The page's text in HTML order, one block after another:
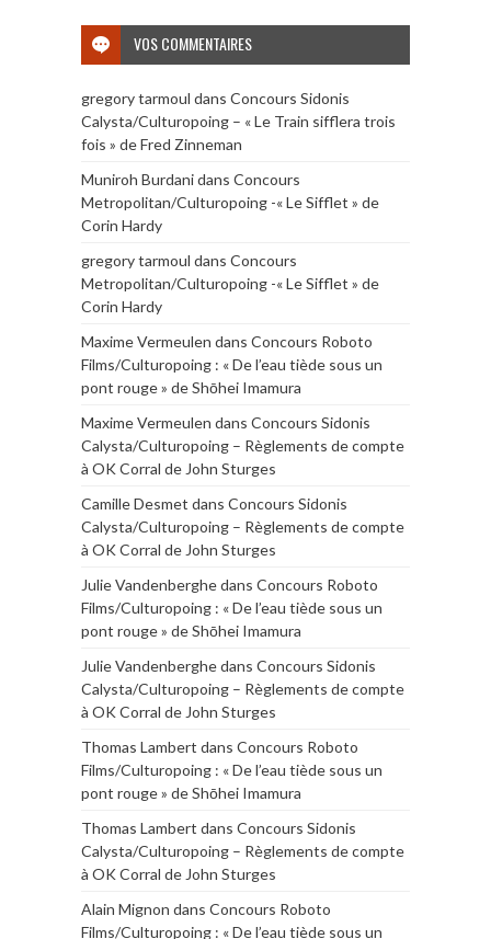
VOS COMMENTAIRES
gregory tarmoul dans Concours Sidonis
Calysta/Culturopoing – « Le Train sifflera trois
fois » de Fred Zinneman
Muniroh Burdanidans Concours
Metropolitan/Culturopoing -« Le Sifflet » de
Corin Hardy
gregory tarmoul dans Concours
Metropolitan/Culturopoing -« Le Sifflet » de
Corin Hardy
Maxime Vermeulen dans Concours Roboto
Films/Culturopoing : « De l’eau tiède sous un
pont rouge » de Shōhei Imamura
Maxime Vermeulen dans Concours Sidonis
Calysta/Culturopoing – Règlements de compte
à OK Corral de John Sturges
Camille Desmet dans Concours Sidonis
Calysta/Culturopoing – Règlements de compte
à OK Corral de John Sturges
Julie Vandenberghedans Concours Roboto
Films/Culturopoing : « De l’eau tiède sous un
pont rouge » de Shōhei Imamura
Julie Vandenberghedans Concours Sidonis
Calysta/Culturopoing – Règlements de compte
à OK Corral de John Sturges
Thomas Lambert dans Concours Roboto
Films/Culturopoing : « De l’eau tiède sous un
pont rouge » de Shōhei Imamura
Thomas Lambert dans Concours Sidonis
Calysta/Culturopoing – Règlements de compte
à OK Corral de John Sturges
Alain Mignon dans Concours Roboto
Films/Culturopoing : « De l’eau tiède sous un